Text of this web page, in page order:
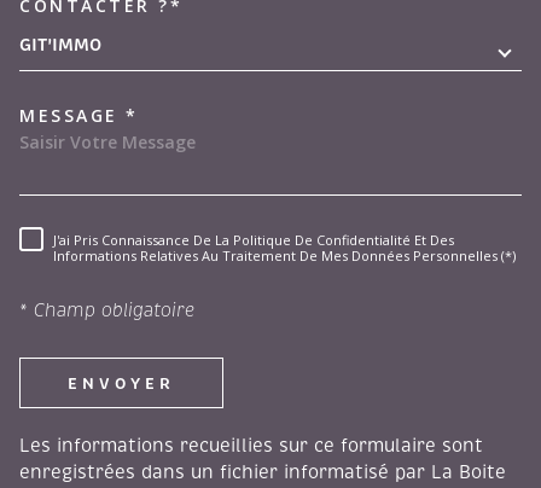
GIT'IMMO
RÈGLEMENTATION
Informations Relatives Au Traitement De Mes Données Personnelles (*)
ENVOYER
enregistrées dans un fichier informatisé par La Boite
Immo agissant comme Sous-traitant du traitement